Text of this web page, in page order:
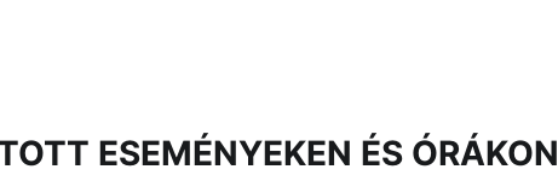
ESEMÉNYEKEN ÉS ÓRÁKON